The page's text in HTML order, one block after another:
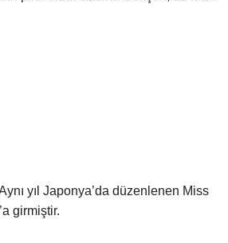
yıl Japonya’da düzenlenen Miss
girmiştir.